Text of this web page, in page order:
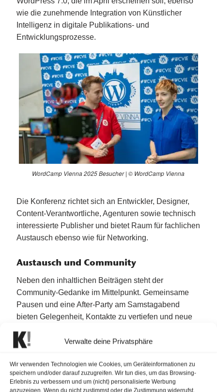
Verwalte deine Privatsphäre
Wir verwenden Technologien wie Cookies, um Geräteinformationen zu
speichern und/oder darauf zuzugreifen. Wir tun dies, um das Browsing-
Erlebnis zu verbessern und um (nicht) personalisierte Werbung
anzuzeigen. Wenn du nicht zustimmst oder die Zustimmung widerrufst,
wie die zunehmende Integration von Künstlicher
Intelligenz in digitale Publikations- und
Entwicklungsprozesse.
WordCamp Vienna 2025 Besucher | © WordCamp Vienna
Die Konferenz richtet sich an Entwickler, Designer,
Content-Verantwortliche, Agenturen sowie technisch
interessierte Publisher und bietet Raum für fachlichen
Austausch ebenso wie für Networking.
Austausch und Community
Neben den inhaltlichen Beiträgen steht der
Community-Gedanke im Mittelpunkt. Gemeinsame
Pausen und eine After-Party am Samstagabend
bieten Gelegenheit, Kontakte zu vertiefen und neue
Early-Bird-Tickets sind ab 30 Euro erhältlich und
umfassen Zugang zu allen Sessions, Verpflegung
sowie die Teilnahme an der After-Party.